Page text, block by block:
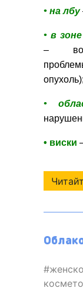
• на лбу
• в
–
опухоль);
•
• виски